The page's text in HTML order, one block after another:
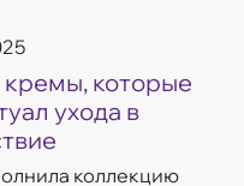
кремы, которые
ухода в
коллекцию